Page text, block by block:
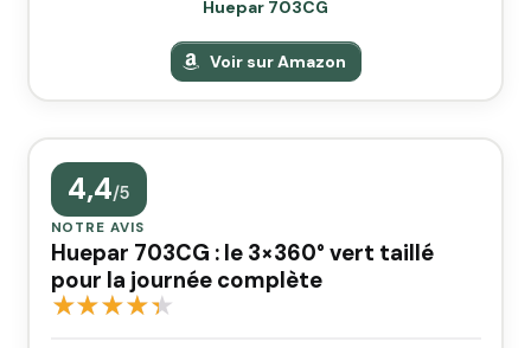
Huepar 703CG
Voir sur Amazon
4,4/5
NOTRE AVIS
Huepar 703CG : le 3×360° vert taillé
pour la journée complète